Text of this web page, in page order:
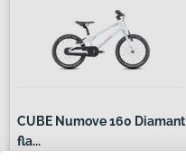
CUBE Numove 160 Diamant
fla...